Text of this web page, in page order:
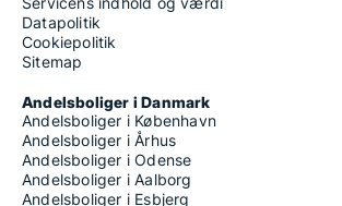
Datapolitik
Cookiepolitik
Sitemap
Andelsboliger i Danmark
Andelsboliger i København
Andelsboliger i Århus
Andelsboliger i Odense
Andelsboliger i Aalborg
Andelsboliger i Esbjerg